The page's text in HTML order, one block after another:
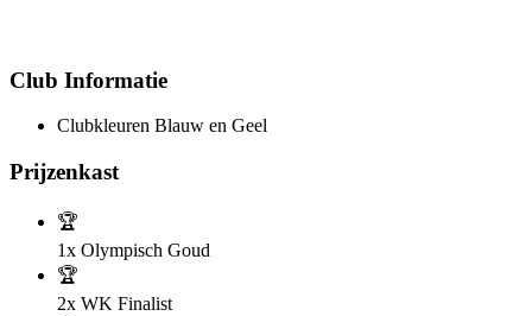
Club Informatie
Clubkleuren Blauw en Geel
Prijzenkast
🏆
1x Olympisch Goud
🏆
2x WK Finalist